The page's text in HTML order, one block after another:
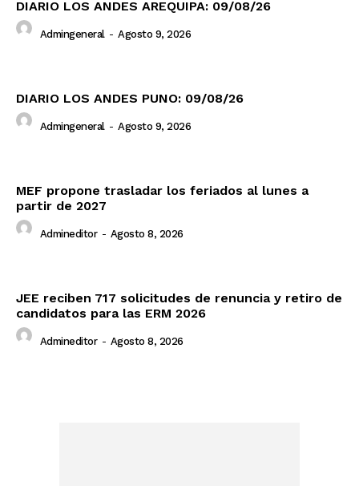
DIARIO LOS ANDES AREQUIPA: 09/08/26
Admingeneral - Agosto 9, 2026
DIARIO LOS ANDES PUNO: 09/08/26
Admingeneral - Agosto 9, 2026
MEF propone trasladar los feriados al lunes a
partir de 2027
Admineditor - Agosto 8, 2026
JEE reciben 717 solicitudes de renuncia y retiro de
candidatos para las ERM 2026
Admineditor - Agosto 8, 2026